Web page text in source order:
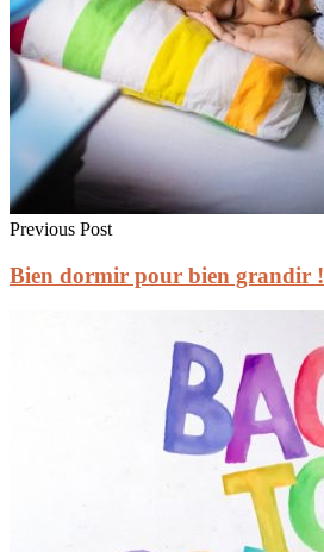
Previous Post
Bien dormir pour bien grandir !